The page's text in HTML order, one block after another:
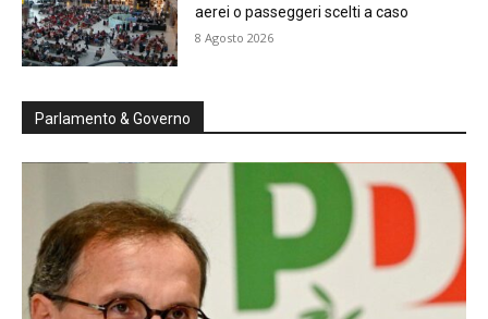
aerei o passeggeri scelti a caso
8 Agosto 2026
Parlamento & Governo